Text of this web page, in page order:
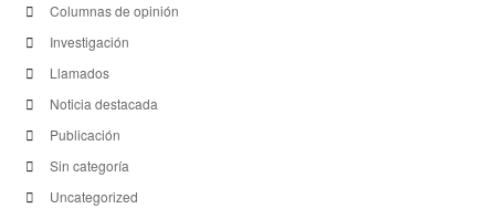
Columnas de opinión
Investigación
Llamados
Noticia destacada
Publicación
Sin categoría
Uncategorized